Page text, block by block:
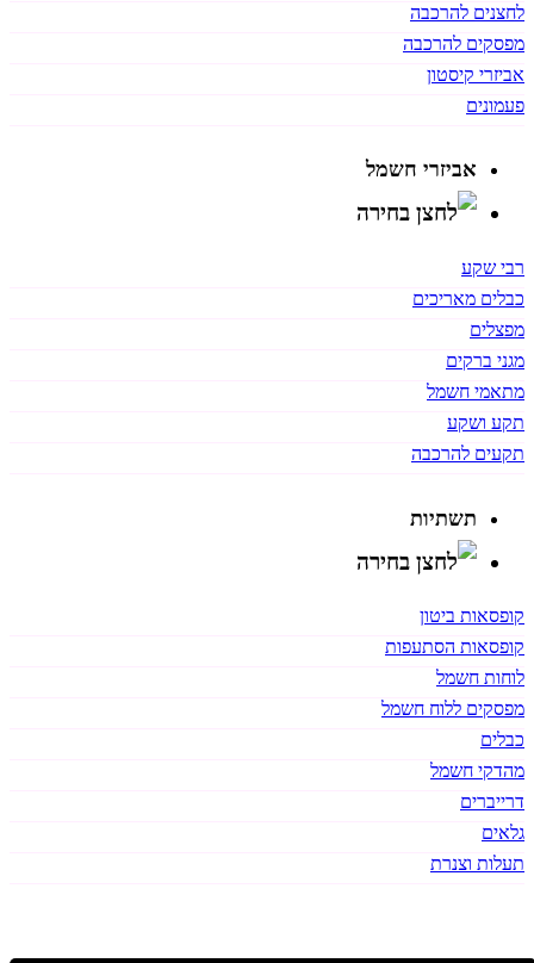
לחצנים להרכבה
מפסקים להרכבה
אביזרי קיסטון
פעמונים
אביזרי חשמל
רבי שקע
כבלים מאריכים
מפצלים
מגני ברקים
מתאמי חשמל
תקע ושקע
תקעים להרכבה
תשתיות
קופסאות ביטון
קופסאות הסתעפות
לוחות חשמל
מפסקים ללוח חשמל
כבלים
מהדקי חשמל
דרייברים
גלאים
תעלות וצנרת